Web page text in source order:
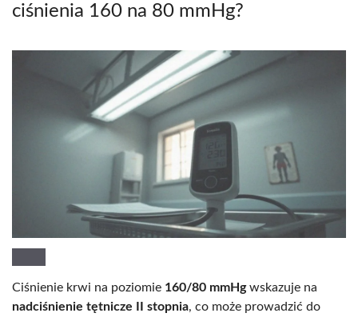
ciśnienia 160 na 80 mmHg?
Ciśnienie krwi na poziomie 160/80 mmHgwskazuje na
nadciśnienie tętnicze II stopnia, co może prowadzić do